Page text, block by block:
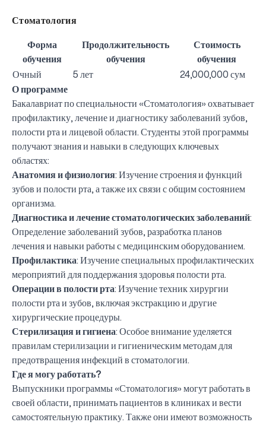
Стоматология
Форма
обучения
Продолжительность
обучения
Стоимость
обучения
Очный
5 лет
24,000,000 сум
О программе
Бакалавриат по специальности «Стоматология» охватывает
профилактику, лечение и диагностику заболеваний зубов,
полости рта и лицевой области. Студенты этой программы
получают знания и навыки в следующих ключевых
областях:
Анатомия и физиология: Изучение строения и функций
зубов и полости рта, а также их связи с общим состоянием
организма.
Диагностика и лечение стоматологических заболеваний:
Определение заболеваний зубов, разработка планов
лечения и навыки работы с медицинским оборудованием.
Профилактика: Изучение специальных профилактических
мероприятий для поддержания здоровья полости рта.
Операции в полости рта: Изучение техник хирургии
полости рта и зубов, включая экстракцию и другие
хирургические процедуры.
Стерилизация и гигиена: Особое внимание уделяется
правилам стерилизации и гигиеническим методам для
предотвращения инфекций в стоматологии.
Где я могу работать?
Выпускники программы «Стоматология» могут работать в
своей области, принимать пациентов в клиниках и вести
самостоятельную практику. Также они имеют возможность